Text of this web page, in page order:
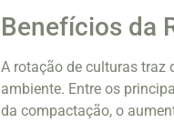
Benefícios da
A rotação de culturas traz
ambiente. Entre os
da compactação, o